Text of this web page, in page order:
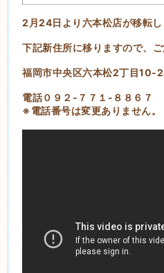
2月24日より六本松店が移転し
下記新住所に移りますので、ご
福岡市中央区六本松2丁目10-
電話０９２-７７１-８８６７
※電話番号は変更ありません。